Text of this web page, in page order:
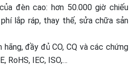
đèn cao: hơn 50.000 giờ chiếu
lắp ráp, thay thế, sửa chữa sản
hãng, đầy đủ CO, CQ và các chứng
RoHS, IEC, ISO,…